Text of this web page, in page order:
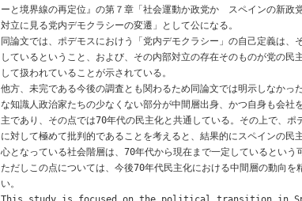
ーと境界線の再定位』の第７章「社会運動か政党か　スペインの新政
対立に見る党内デモクラシーの変遷」として公になる。
同論文では、ポデモスにおけう「党内デモクラシー」の自己定義は、
しているということ、および、その内部対立の存在そのものが党の民
して扱われていることが示されている。
他方、未完である今後の調査とも関わるため同論文では明示しなかっ
な知識人政治家たちの少なくない部分が中間層出身、かつ自身も会社
主であり、その点では70年代の民主化と共通している。その上で、ポ
に対して極めて批判的であることを考えると、結果的にスペインの民
心となっている社会階層は、70年代から現在まで一定しているという
ただしこの点については、今後70年代民主化における中間層の動向を
い。